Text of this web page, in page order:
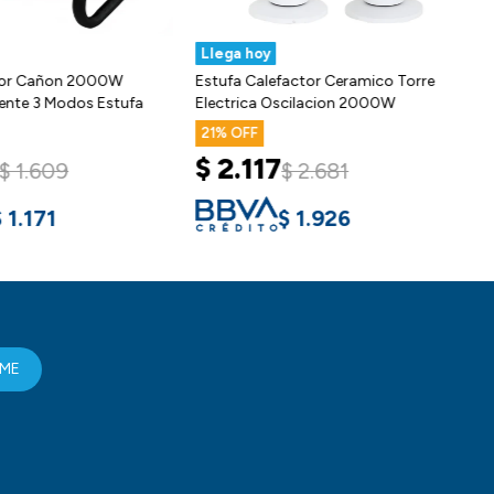
Goldtech 2000W
Frío Calor
691
Llega hoy
Caloventilador Cañon 2000W
Eléctrico Potente 3 Modos Estufa
20
$1.287$ 1.609
$ 1.171